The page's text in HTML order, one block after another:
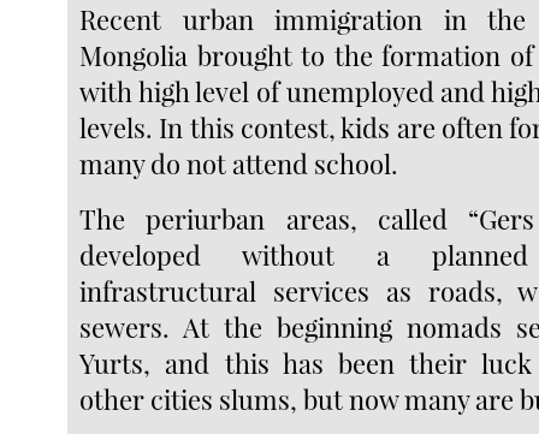
Recent urban immigration in
Mongolia brought to the formation
with high level of unemployed and
levels. In this contest, kids are often
many do not attend school.
The periurban areas, called
developed without a
infrastructural services as roads,
sewers. At the beginning nomads
Yurts, and this has been their
other cities slums, but now many are